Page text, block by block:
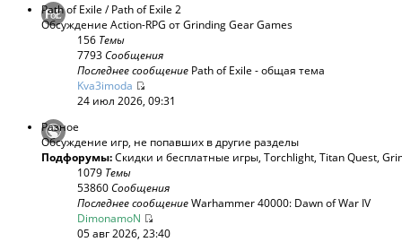
Path of Exile / Path of Exile 2
Обсуждение Action-RPG от Grinding Gear Games
156 Темы
7793Сообщения
Последнее сообщение Path of Exile - общая тема
Kva3imoda
24 июл 2026, 09:31
Разное
Обсуждение игр, не попавших в другие разделы
Подфорумы:Скидки и бесплатные игры, Torchlight, Titan Quest,
1079 Темы
53860Сообщения
Последнее сообщениеWarhammer 40000: Dawn of War IV
DimonamoN
05 авг 2026, 23:40